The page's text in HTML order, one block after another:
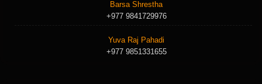
Barsa Shrestha
+977 9841729976
Yuva Raj Pahadi
+977 9851331655